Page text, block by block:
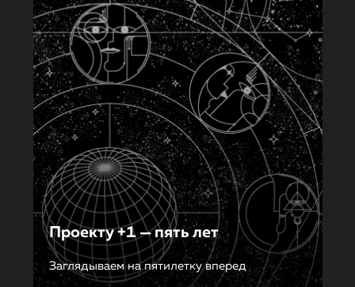
Проекту +1 — пять лет
Заглядываем на пятилетку вперед